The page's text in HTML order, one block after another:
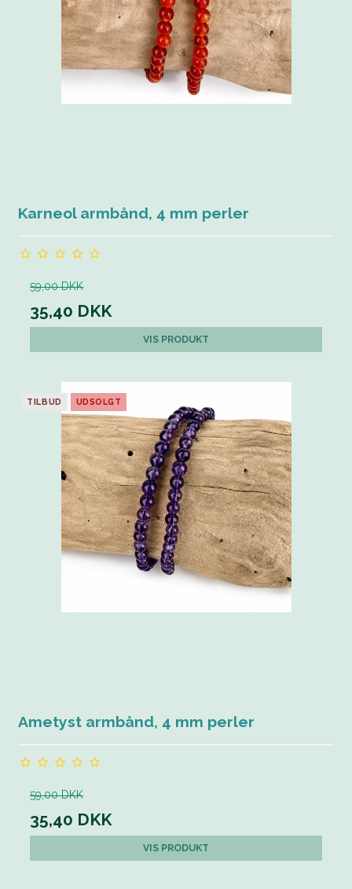
Karneol armbånd, 4 mm perler
59,00 DKK
35,40 DKK
VIS PRODUKT
TILBUD UDSOLGT
Ametyst armbånd, 4 mm perler
59,00 DKK
35,40 DKK
VIS PRODUKT